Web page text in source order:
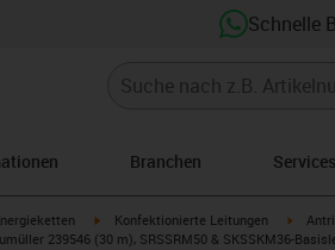
Schnelle
Branchen Services
igus-icon-arrow-right
Konfektionierte Leitungen igus-
239546 (30 m), SRSSRM50 & SKSSKM36-